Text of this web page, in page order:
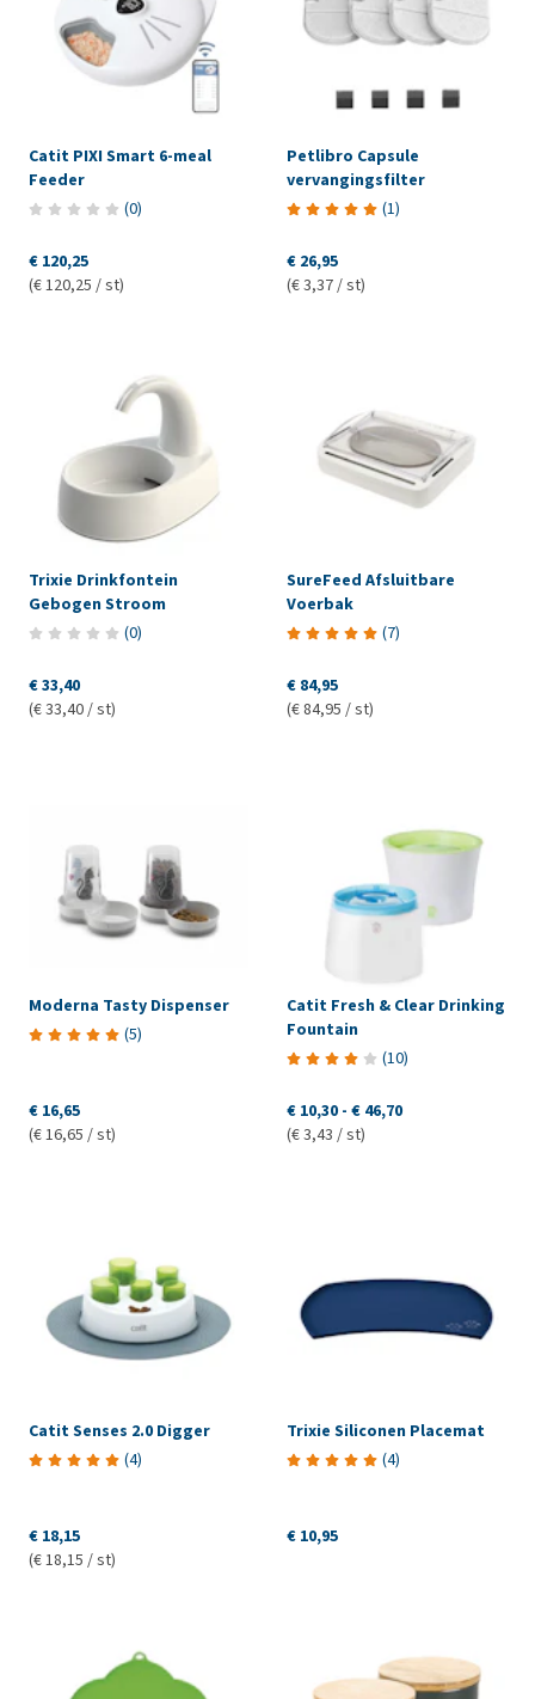
Catit PIXI Smart 6-meal
Feeder
(0)
€ 120,25
(€ 120,25 / st)
Petlibro Capsule
vervangingsfilter
(1)
€ 26,95
(€ 3,37 / st)
Trixie Drinkfontein
Gebogen Stroom
(0)
€ 33,40
(€ 33,40 / st)
SureFeed Afsluitbare
Voerbak
(7)
€ 84,95
(€ 84,95 / st)
Moderna Tasty Dispenser
(5)
€ 16,65
(€ 16,65 / st)
Catit Fresh & Clear Drinking
Fountain
(10)
€ 10,30 - € 46,70
(€ 3,43 / st)
Catit Senses 2.0 Digger
(4)
€ 18,15
(€ 18,15 / st)
Trixie Siliconen Placemat
(4)
€ 10,95